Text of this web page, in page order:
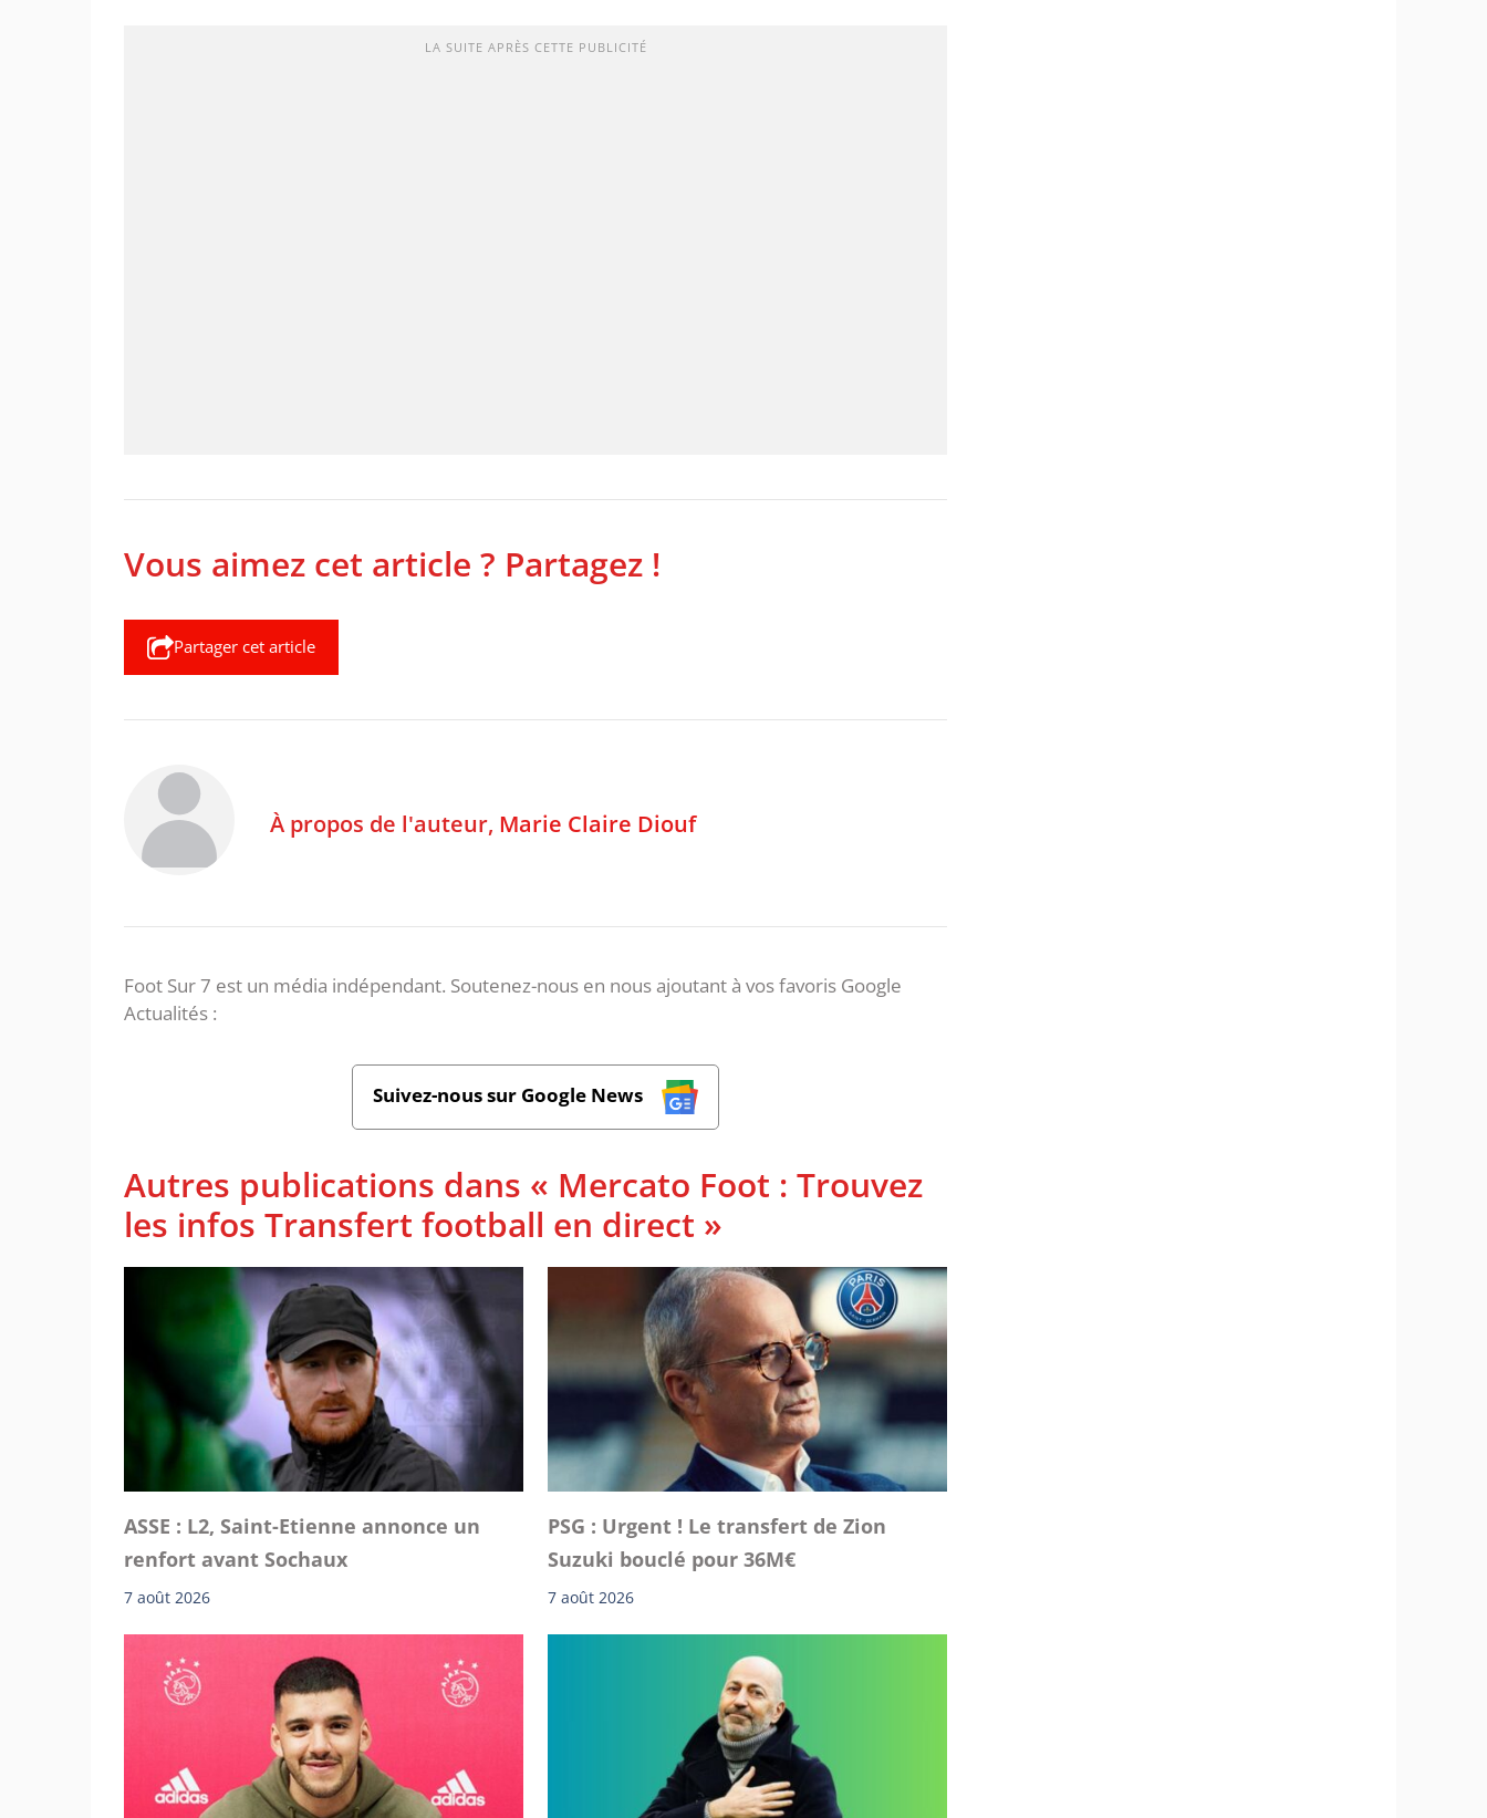
LA SUITE APRÈS CETTE PUBLICITÉ
Vous aimez cet article ? Partagez !
Partager cet article
À propos de l'auteur, Marie Claire Diouf
Foot Sur 7 est un média indépendant. Soutenez-nous en nous ajoutant à vos favoris Google
Actualités :
Suivez-nous sur Google News
Autres publications dans « Mercato Foot : Trouvez
les infos Transfert football en direct »
ASSE : L2, Saint-Etienne annonce un
renfort avant Sochaux
7 août 2026
PSG : Urgent ! Le transfert de Zion
Suzuki bouclé pour 36M€
7 août 2026